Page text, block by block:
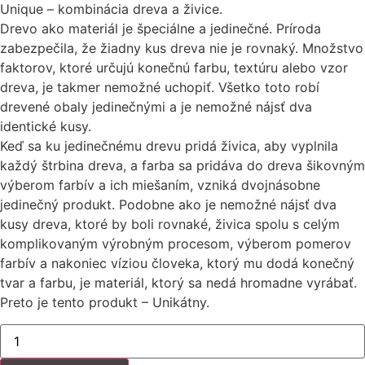
Unique – kombinácia dreva a živice.
Drevo ako materiál je špeciálne a jedinečné. Príroda
zabezpečila, že žiadny kus dreva nie je rovnaký. Množstvo
faktorov, ktoré určujú konečnú farbu, textúru alebo vzor
dreva, je takmer nemožné uchopiť. Všetko toto robí
drevené obaly jedinečnými a je nemožné nájsť dva
identické kusy.
Keď sa ku jedinečnému drevu pridá živica, aby vyplnila
každý štrbina dreva, a farba sa pridáva do dreva šikovným
výberom farbív a ich miešaním, vzniká dvojnásobne
jedinečný produkt. Podobne ako je nemožné nájsť dva
kusy dreva, ktoré by boli rovnaké, živica spolu s celým
komplikovaným výrobným procesom, výberom pomerov
farbív a nakoniec víziou človeka, ktorý mu dodá konečný
tvar a farbu, je materiál, ktorý sa nedá hromadne vyrábať.
Preto je tento produkt – Unikátny.
množstvo
Drevený
kryt